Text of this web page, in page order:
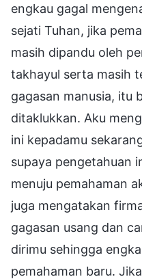
engkau gagal
sejati Tuhan, jika
masih dipandu oleh
takhayul serta masih
gagasan manusia, itu
ditaklukkan. Aku
ini kepadamu
supaya pengetahuan
menuju pemahaman
juga mengatakan
gagasan usang dan
dirimu sehingga
pemahaman baru.